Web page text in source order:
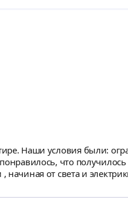
Наши условия были:
что
но теперь мы